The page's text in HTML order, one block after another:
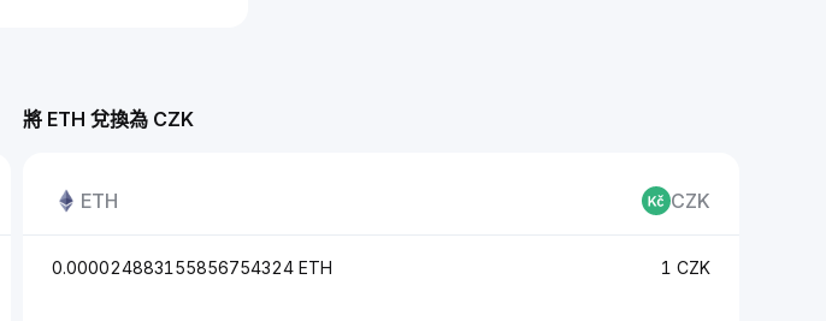
將 ETH 兌換為 CZK
ETH CZK
0.000024883155856754324 ETH 1 CZK